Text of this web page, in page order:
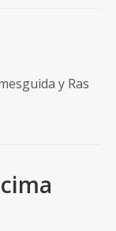
y Ras